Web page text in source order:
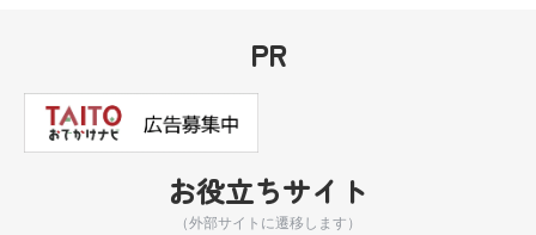
PR
お役立ちサイト
（外部サイトに遷移します）